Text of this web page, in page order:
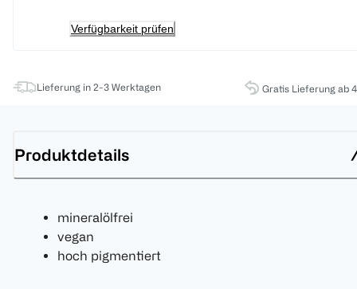
Verfügbarkeit prüfen
Lieferung in 2-3 Werktagen Gratis Lieferung ab
Produktdetails
mineralölfrei
vegan
hoch pigmentiert